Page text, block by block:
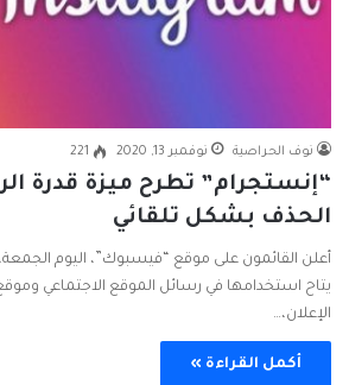
نوف الحراصية نوفمبر 13, 2020 221
“إنستجرام” تطرح ميزة قدرة
الحذف بشكل تلقائي
أعلن القائمون على موقع “فيسبوك”، اليوم
يتاح استخدامها في رسائل الموقع الاجتماعي
الإعلان،…
أكمل القراءة »